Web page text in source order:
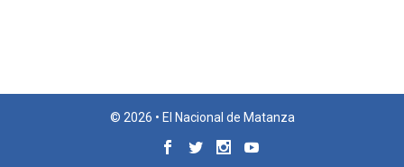
© 2026 • El Nacional de Matanza